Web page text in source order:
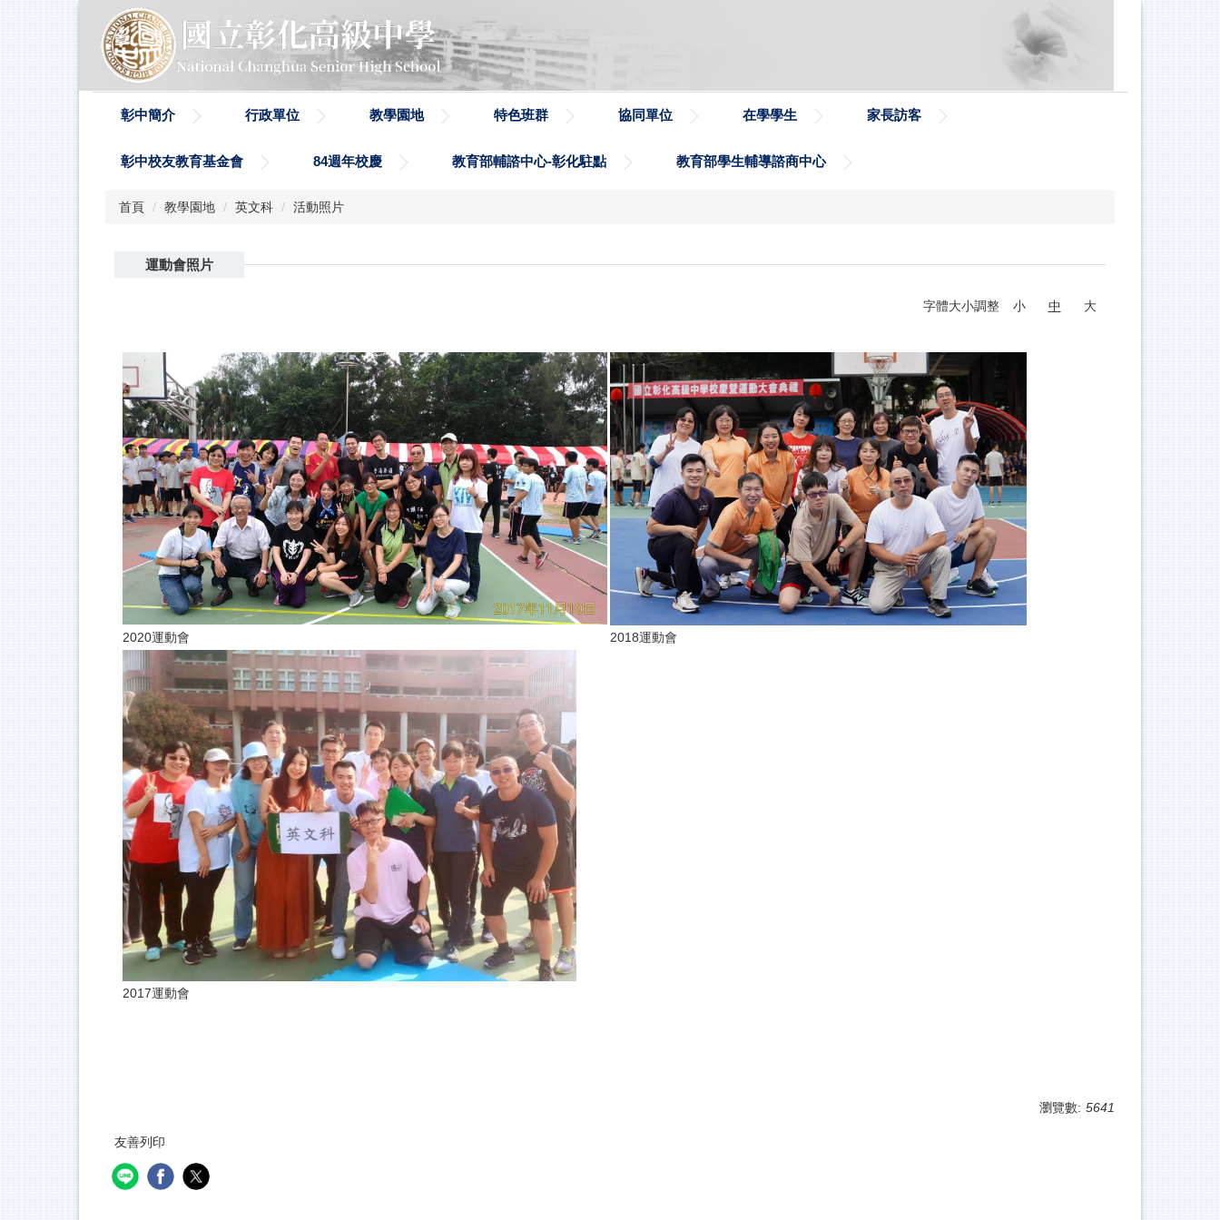
彰中簡介 行政單位 教學園地 特色班群 協同單位 在學學生 家長訪客
彰中校友教育基金會 84週年校慶 教育部輔諮中心-彰化駐點 教育部學生輔導諮商中心
首頁 教學園地 英文科 活動照片
運動會照片
字體大小調整 小 中 大
2020運動會 2018運動會
2017運動會
瀏覽數: 5641
友善列印